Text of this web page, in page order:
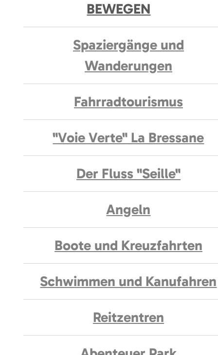
BEWEGEN
Spaziergänge und
Wanderungen
Fahrradtourismus
"Voie Verte" La Bressane
Der Fluss "Seille"
Angeln
Boote und Kreuzfahrten
Schwimmen und Kanufahren
Reitzentren